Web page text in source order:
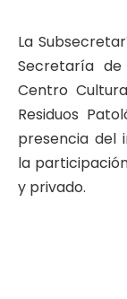
La
Secretaría de
Centro
Residuos
presencia del
la
y privado.